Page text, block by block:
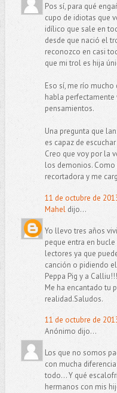
Pos sí, para qué
cupo de idiotas que
idílico que sale en
desde que nació el
reconozco en casi
que mi trol es hija
Eso sí, me río
habla perfectamente
pensamientos.
Una pregunta que
es capaz de
Creo que voy por la
los demonios.
recortadora y me
11 de octubre de
Maheldijo...
Yo llevo tres años
peque entra en
lectores ya que
canción o pidiendo
Peppa Pig y a
Me ha encantado tu
realidad.Saludos.
11 de octubre de
Anónimo dijo...
Los que no somos
con mucha
todo... Y qué
hermanos con mis